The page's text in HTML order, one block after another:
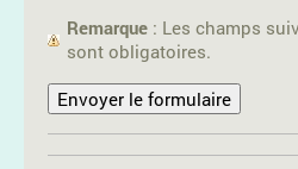
Remarque : Les champs
sont obligatoires.